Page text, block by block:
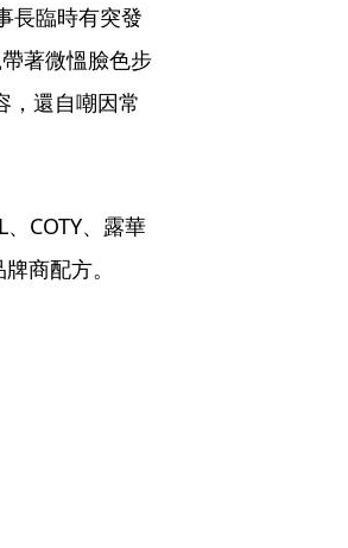
長臨時有突發
著微慍臉色步
，還自嘲因常
COTY、露華
商配方。